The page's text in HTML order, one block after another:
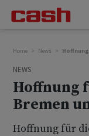
Home News
NEWS
Hoffnung
Bremen
Hoffnung für